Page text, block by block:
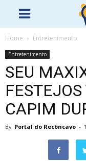
Home Entretenimento
Entretenimento
SEU
CAPIM
By Portal do Recôncavo -